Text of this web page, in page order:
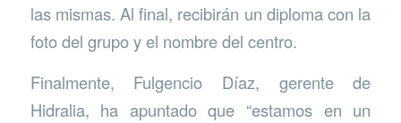
las mismas. Al final, recibirán un diploma con la
foto del grupo y el nombre del centro.
Finalmente, Fulgencio Díaz, gerente de
Hidralia, ha apuntado que “estamos en un